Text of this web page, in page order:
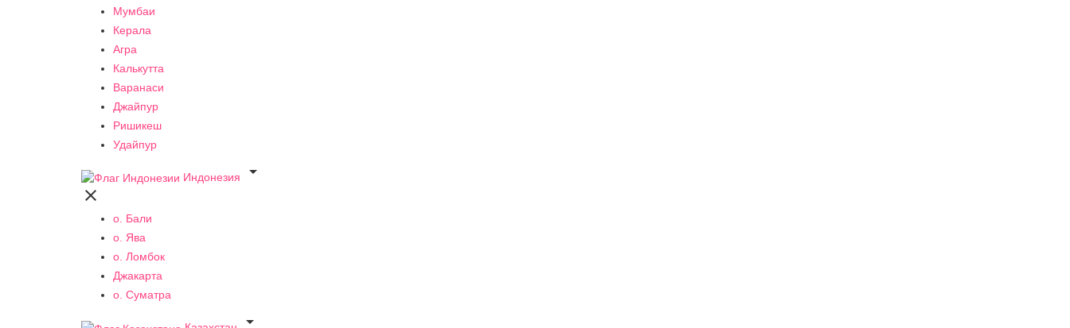
Мумбаи
Керала
Агра
Калькутта
Варанаси
Джайпур
Ришикеш
Удайпур
Индонезия


о. Бали
о. Ява
о. Ломбок
Джакарта
о. Суматра
